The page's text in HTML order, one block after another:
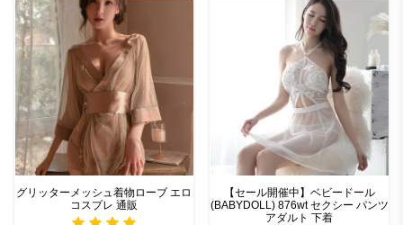
グリッターメッシュ着物ローブ エロ
コスプレ 通販
【セール開催中】ベビードール
(BABYDOLL) 876wt セクシー パンツ
アダルト 下着